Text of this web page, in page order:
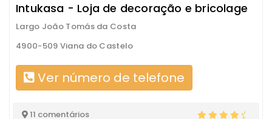
Intukasa - Loja de decoração e bricolage
Largo João Tomás da Costa
4900-509 Viana do Castelo
Ver número de telefone
11 comentários